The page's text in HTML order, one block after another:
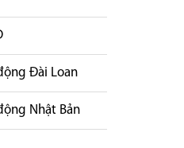
Đài Loan
Nhật Bản